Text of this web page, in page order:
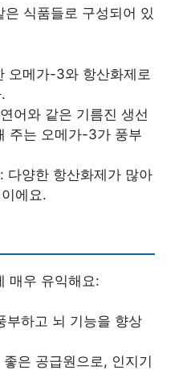
식품들로 구성되어 있
오메가-3와 항산화제로
어와 같은 기름진 생선
주는 오메가-3가 풍부
: 다양한 항산화제가 많아
에요.
매우 유익해요:
부하고 뇌 기능을 향상
은 공급원으로, 인지기